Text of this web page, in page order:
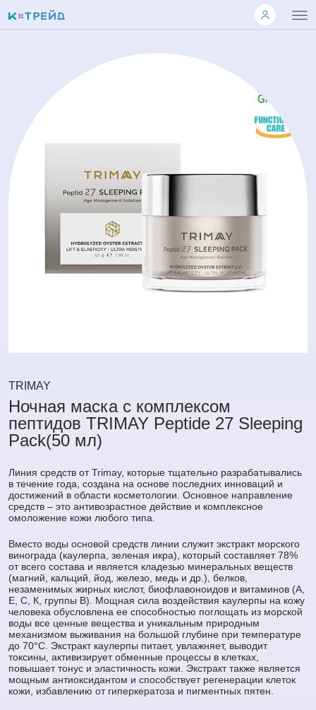
TRIMAY
Ночная маска c комплексом
пептидов TRIMAY Peptide 27 Sleeping
Pack(50 мл)
Линия средств от Trimay, которые тщательно разрабатывались
в течение года, создана на основе последних инноваций и
достижений в области косметологии. Основное направление
средств – это антивозрастное действие и комплексное
омоложение кожи любого типа.
Вместо воды основой средств линии служит экстракт морского
винограда (каулерпа, зеленая икра), который составляет 78%
от всего состава и является кладезью минеральных веществ
(магний, кальций, йод, железо, медь и др.), белков,
незаменимых жирных кислот, биофлавоноидов и витаминов (А,
Е, С, К, группы В). Мощная сила воздействия каулерпы на кожу
человека обусловлена ее способностью поглощать из морской
воды все ценные вещества и уникальным природным
механизмом выживания на большой глубине при температуре
до 70°С. Экстракт каулерпы питает, увлажняет, выводит
токсины, активизирует обменные процессы в клетках,
повышает тонус и эластичность кожи. Экстракт также является
мощным антиоксидантом и способствует регенерации клеток
кожи, избавлению от гиперкератоза и пигментных пятен.